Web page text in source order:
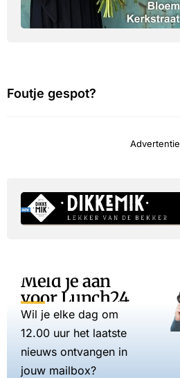
Foutje gespot?
Advertentie
Meld je aan
voor Lunch24
Wil je elke dag om
12.00 uur het laatste
nieuws ontvangen in
jouw mailbox?